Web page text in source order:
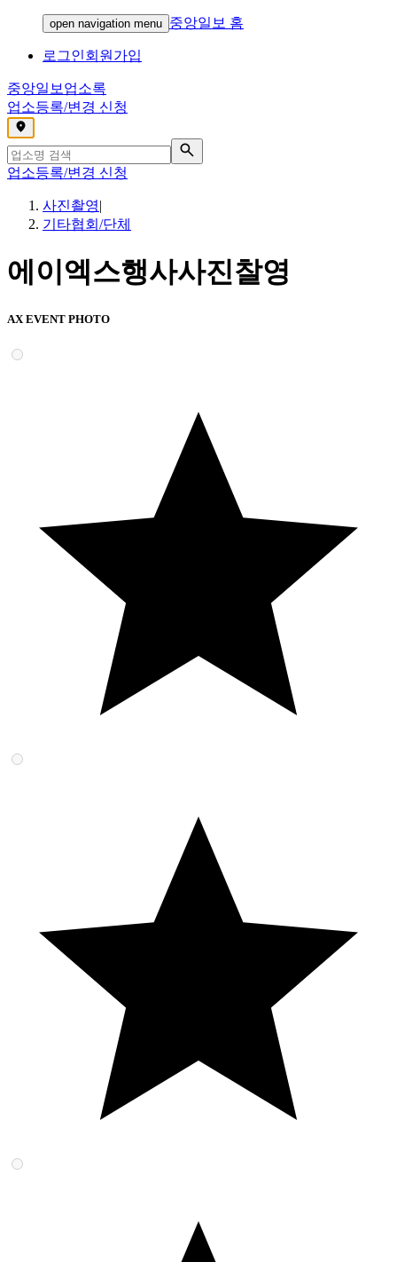
open navigation menu 중앙일보 홈
로그인회원가입
중앙일보 업소록
업소등록/변경 신청
,
업소등록/변경 신청
사진촬영|
기타협회/단체
에이엑스행사사진찰영
AX EVENT PHOTO